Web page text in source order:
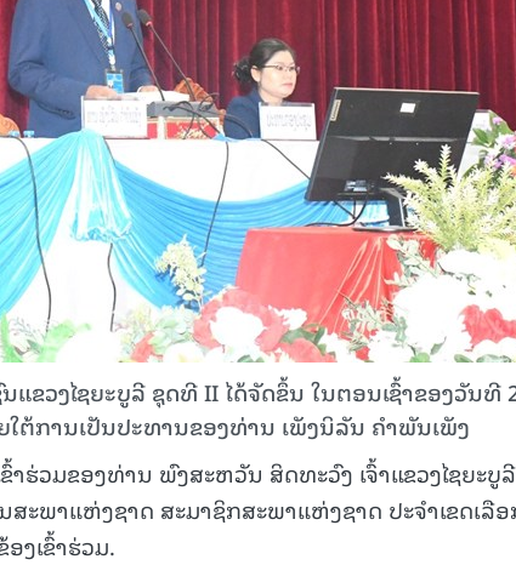
ຂວງໄຊຍະບູລີ ຊຸດທີ II ໄດ້ຈັດຂຶ້ນ ໃນຕອນເຊົ້າຂອງວັນທີ
ຕ້ການເປັນປະທານຂອງທ່ານ ເພັງນິລັນ ຄໍາພັນເພັງ
າຮ່ວມຂອງທ່ານ ພົງສະຫວັນ ສິດທະວົງ ເຈົ້າແຂວງໄຊຍະບູ
ະພາແຫ່ງຊາດ ສະມາຊິກສະພາແຫ່ງຊາດ ປະຈໍາເຂດເລື
ງເຂົ້າຮ່ວມ.